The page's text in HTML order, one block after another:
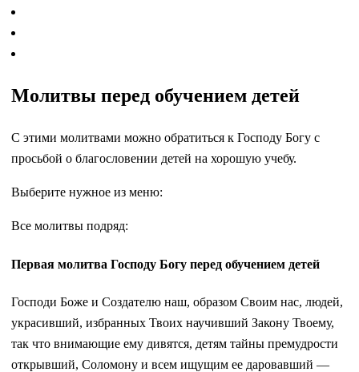
Молитвы перед обучением детей
С этими молитвами можно обратиться к Господу Богу с
просьбой о благословении детей на хорошую учебу.
Выберите нужное из меню:
Все молитвы подряд:
Первая молитва Господу Богу перед обучением детей
Господи Боже и Создателю наш, образом Своим нас, людей,
украсивший, избранных Твоих научивший Закону Твоему,
так что внимающие ему дивятся, детям тайны премудрости
открывший, Соломону и всем ищущим ее даровавший —